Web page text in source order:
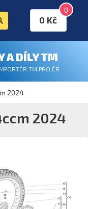
0
0 Kč
A DÍLY TM
TM PRO ČR
2024
2024